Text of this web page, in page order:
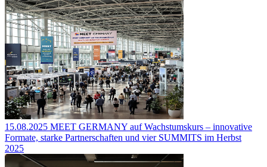
15.08.2025 MEET GERMANY auf Wachstumskurs – innovative
Formate, starke Partnerschaften und vier SUMMITS im Herbst
2025